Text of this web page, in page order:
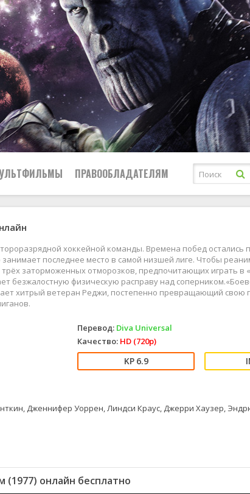
ПРАВООБЛАДАТЕЛЯМ
хоккейной команды. Времена побед остались
последнее место в самой низшей лиге. Чтобы
заторможенных отморозков, предпочитающих играть в
безжалостную физическую расправу над
хитрый ветеран Реджи, постепенно превращающий свою
Перевод: Diva Universal
Качество: HD (720p)
6.9
Дженнифер Уоррен, Линдси Краус, Джерри Хаузер,
(1977) онлайн бесплатно